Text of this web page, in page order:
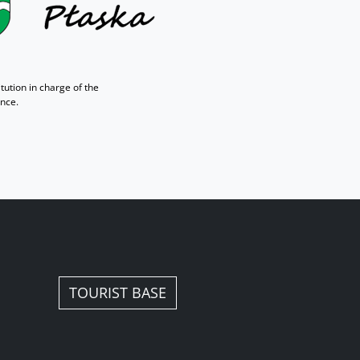
in charge of the
TOURIST BASE